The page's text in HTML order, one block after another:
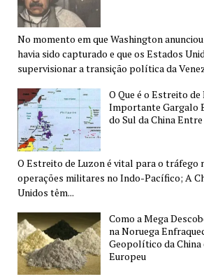
No momento em que Washington
havia sido capturado e que os Estados
supervisionar a transição política da
O Que é o Estreito de
Importante Gargalo
do Sul da China
O Estreito de Luzon é vital para o tráfego
operações militares no Indo-Pacífico; A
Unidos têm...
Como a Mega
na Noruega
Geopolítico da China
Europeu